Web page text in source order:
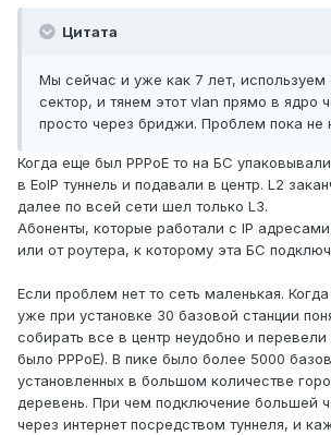
Цитата
Мы сейчас и уже как 7 лет, используем
сектор, и тянем этот vlan прямо в ядро
просто через бриджи. Проблем пока не
Когда еще был PPPoE то на БС
в EoIP туннель и подавали в центр. L2
далее по всей сети шел только L3.
Абоненты, которые работали с IP
или от роутера, к которому эта БС
Если проблем нет то сеть маленькая.
уже при установке 30 базовой станции
собирать все в центр неудобно и
было PPPoE). В пике было более 5000
установленных в большом количестве
деревень. При чем подключение большей
через интернет посредством туннеля, и